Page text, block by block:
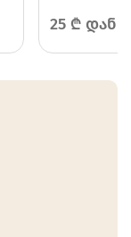
25 ₾ დან